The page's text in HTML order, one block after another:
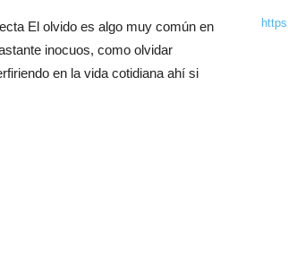
El olvido es algo muy común en
inocuos, como olvidar
en la vida cotidiana ahí si